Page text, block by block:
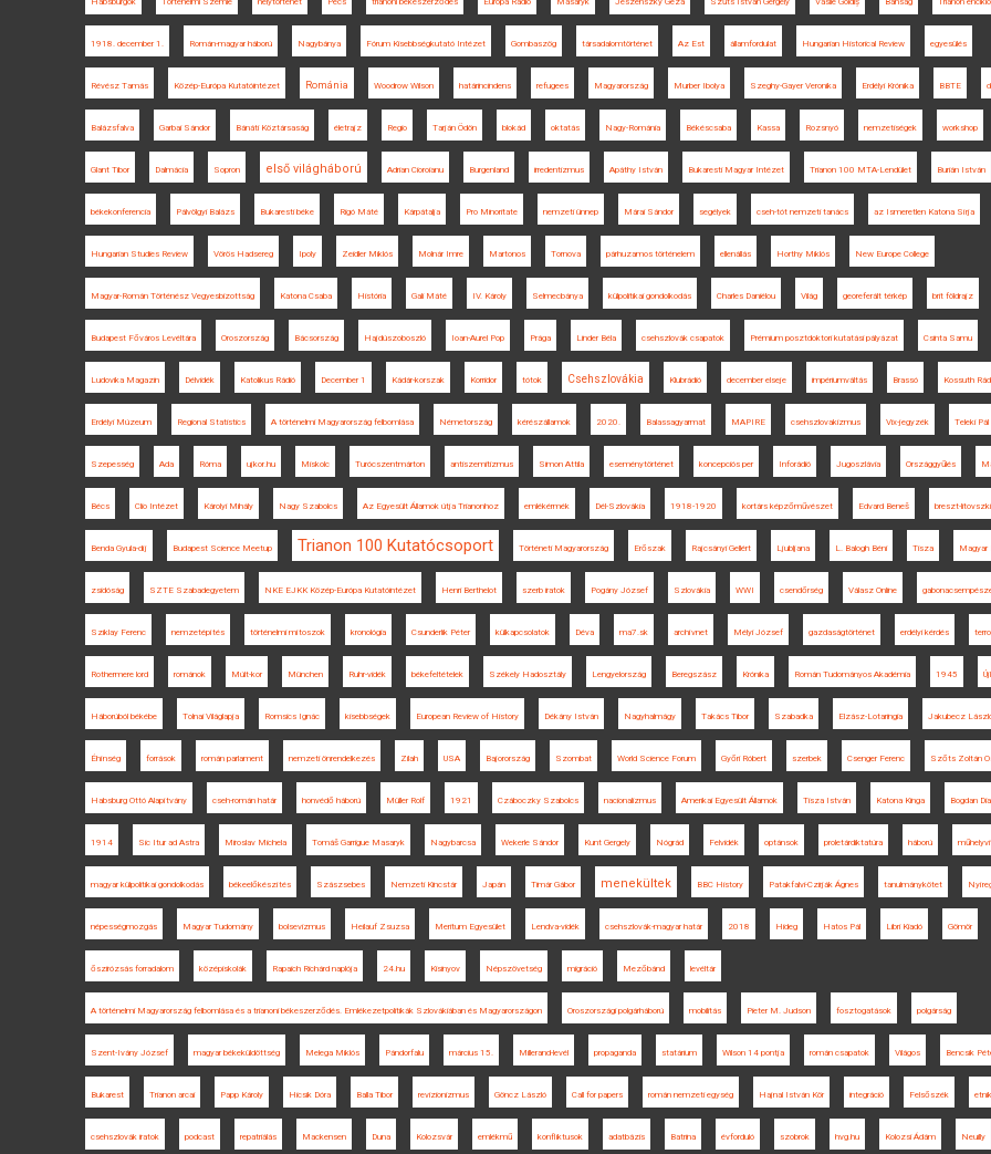
1918. december 1. Román-magyar háború Nagybánya Fórum Kisebbségkutató Intézet Gombaszög társadalomtörténet Az Est államfordulat Hungarian Historical Review egyesülés
Révész Tamás Közép-Európa Kutatóintézet Románia Woodrow Wilson határincindens refugees Magyarország Murber Ibolya Szeghy-Gayer Veronika Erdélyi Krónika BBTE
Balázsfalva Garbai Sándor Bánáti Köztársaság életrajz Regio Tarján Ödön blokád oktatás Nagy-Románia Békéscsaba Kassa Rozsnyó nemzetiségek workshop
Glant Tibor Dalmácia Sopron első világháború Adrian Cioroianu Burgenland irredentizmus Apáthy István Bukaresti Magyar Intézet Trianon 100 MTA-Lendület Burián István
békekonferencia Pálvölgyi Balázs Bukaresti béke Rigó Máté Kárpátalja Pro Minoritate nemzeti ünnep Márai Sándor segélyek cseh-tót nemzeti tanács az Ismeretlen Katona Sírja
Hungarian Studies Review Vörös Hadsereg Ipoly Zeidler Miklós Molnár Imre Martonos Tornova párhuzamos történelem ellenállás Horthy Miklós New Europe College
Magyar-Román Történész Vegyesbizottság Katona Csaba História Gali Máté IV. Károly Selmecbánya külpolitikai gondolkodás Charles Daniélou Világ georeferált térkép brit földrajz
Budapest Főváros Levéltára Oroszország Bácsország Hajdúszoboszló Ioan-Aurel Pop Prága Linder Béla csehszlovák csapatok Prémium posztdoktori kutatási pályázat Csinta Samu
Ludovika Magazin Délvidék Katolikus Rádió December 1 Kádár-korszak Korridor tótok Csehszlovákia Klubrádió december elseje impériumváltás Brassó Kossuth
Erdélyi Múzeum Regional Statistics A történelmi Magyarország felbomlása Németország kérészállamok 2020. Balassagyarmat MAPIRE csehszlovakizmus Vix-jegyzék Teleki Pál
Szepesség Ada Róma ujkor.hu Miskolc Turócszentmárton antiszemitizmus Simon Attila eseménytörténet koncepciós per Inforádió Jugoszlávia Országgyűlés
Bécs Clio Intézet Károlyi Mihály Nagy Szabolcs Az Egyesült Államok útja Trianonhoz emlékérmék Dél-Szlovákia 1918-1920 kortárs képzőművészet Edvard Beneš breszt-
Benda Gyula-díj Budapest Science Meetup Trianon 100 Kutatócsoport Történeti Magyarország Erőszak Rajcsányi Gellért Ljubljana L. Balogh Béni Tisza Magyar
zsidóság SZTE Szabadegyetem NKE EJKK Közép-Európa Kutatóintézet Henri Berthelot szerb iratok Pogány József Szlovákia WWI csendőrség Válasz Online
Sziklay Ferenc nemzetépítés történelmi mítoszok kronológia Csunderlik Péter külkapcsolatok Déva ma7.sk archívnet Mélyi József gazdaságtörténet erdélyi kérdés
Rothermere lord románok Múlt-kor München Ruhr-vidék békefeltételek Székely Hadosztály Lengyelország Beregszász Krónika Román Tudományos Akadémia 1945
Háborúból békébe Tolnai Világlapja Romsics Ignác kisebbségek European Review of History Dékány István Nagyhalmágy Takács Tibor Szabadka Elzász-Lotaringia Jakubecz
Éhínség források román parlament nemzeti önrendelkezés Zilah USA Bajorország Szombat World Science Forum Győri Róbert szerbek Csenger Ferenc Szőts Zoltán
Habsburg Ottó Alapítvány cseh-román határ honvédő háború Müller Rolf 1921 Czáboczky Szabolcs nacionalizmus Amerikai Egyesült Államok Tisza István Katona Kinga Bogdan
1914 Sic Itur ad Astra Miroslav Michela Tomáš Garrigue Masaryk Nagybarcsa Wekerle Sándor Kunt Gergely Nógrád Felvidék optánsok proletárdiktatúra háború
magyar külpolitikai gondolkodás békeelőkészítés Szászsebes Nemzeti Kincstár Japán Timár Gábor menekültek BBC History Patakfalvi-Czirják Ágnes tanulmánykötet
népességmozgás Magyar Tudomány bolsevizmus Heilauf Zsuzsa Meritum Egyesület Lendva-vidék csehszlovák-magyar határ 2018 Hideg Hatos Pál Libri Kiadó Gömör
őszirózsás forradalom középiskolák Rapaich Richárd naplója 24.hu Kisinyov Népszövetség migráció Mezőbánd levéltár
A történelmi Magyarország felbomlása és a trianoni békeszerződés. Emlékezetpolitikák Szlovákiában és Magyarországon Oroszországi polgárháború mobilitás Pieter M. Judson fosztogatások polgárság
Szent-Ivány József magyar békeküldöttség Melega Miklós Pándorfalu március 15. Millerand-levél propaganda statárium Wilson 14 pontja román csapatok Világos Bencsik
Bukarest Trianon arcai Papp Károly Hicsik Dóra Balla Tibor revizionizmus Göncz László Call for papers román nemzeti egység Hajnal István Kör integráció Felsőszék
csehszlovák iratok podcast repatriálás Mackensen Duna Kolozsvár emlékmű konfliktusok adatbázis Batrina évforduló szobrok hvg.hu Kolozsi Ádám Neuilly